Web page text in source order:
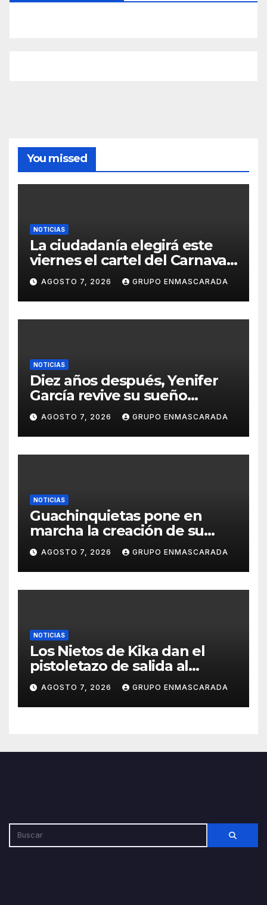
You missed
NOTICIAS
La ciudadanía elegirá este
viernes el cartel del Carnaval
de Las Palmas de Gran
Canaria 2027 en una gala
retransmitida por Televisión
Canaria
AGOSTO 7, 2026 GRUPO ENMASCARADA
NOTICIAS
Diez años después, Yenifer
García revive su sueño
carnavalero en el vídeo de
presentación de San Juan de
la Rambla para el Grand Prix
AGOSTO 7, 2026 GRUPO ENMASCARADA
NOTICIAS
Guachinquietas pone en
marcha la creación de su
repertorio para el Carnaval
2027
AGOSTO 7, 2026 GRUPO ENMASCARADA
NOTICIAS
Los Nietos de Kika dan el
pistoletazo de salida al
Carnaval 2027 con el inicio de
sus ensayos
AGOSTO 7, 2026 GRUPO ENMASCARADA